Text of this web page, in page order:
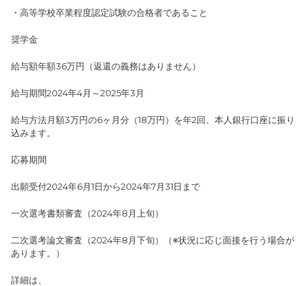
・高等学校卒業程度認定試験の合格者であること
奨学金
給与額年額36万円（返還の義務はありません）
給与期間2024年4月～2025年3月
給与方法月額3万円の6ヶ月分（18万円）を年2回、本人銀行口座に振り
込みます。
応募期間
出願受付2024年6月1日から2024年7月31日まで
一次選考書類審査（2024年8月上旬）
二次選考論文審査（2024年8月下旬）（※状況に応じ面接を行う場合が
あります。）
詳細は、